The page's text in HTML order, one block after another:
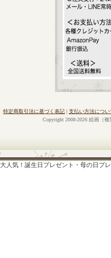
特定商取引法に基づく表記 | 支払い方法につい
Copyright 2008-2026 絵画（
人気！誕生日プレゼント・母の日プ